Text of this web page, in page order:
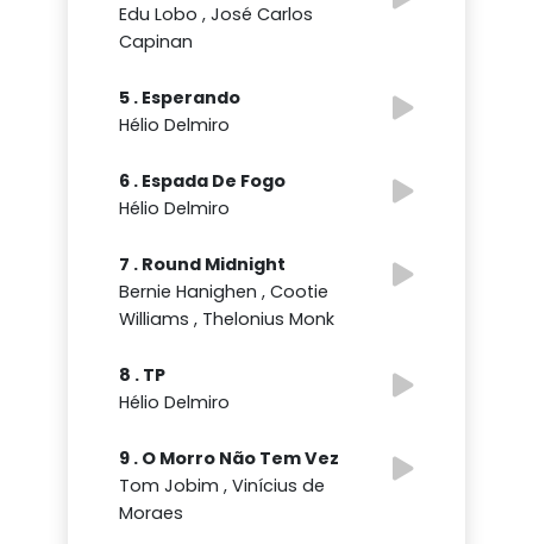
Edu Lobo , José Carlos
Capinan
5 . Esperando
Hélio Delmiro
6 . Espada De Fogo
Hélio Delmiro
7 . Round Midnight
Bernie Hanighen , Cootie
Williams , Thelonius Monk
8 . TP
Hélio Delmiro
9 . O Morro Não Tem Vez
Tom Jobim , Vinícius de
Moraes